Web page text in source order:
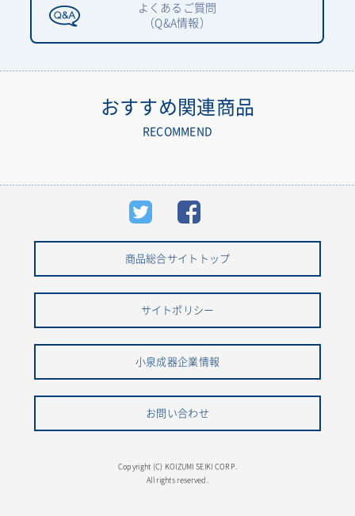
よくあるご質問
（Q&A情報）
おすすめ関連商品
RECOMMEND
商品総合サイトトップ
サイトポリシー
小泉成器企業情報
お問い合わせ
Copyright (C) KOIZUMI SEIKI CORP.
All rights reserved.